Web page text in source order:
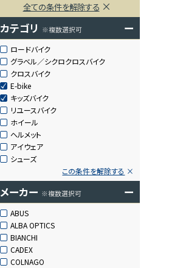
全ての条件を解除する
カテゴリ ※複数選択可 ー
ロードバイク
グラベル／シクロクロスバイク
クロスバイク
E-bike
キッズバイク
リユースバイク
ホイール
ヘルメット
アイウェア
シューズ
この条件を解除する
メーカー ※複数選択可 ー
ABUS
ALBA OPTICS
BIANCHI
CADEX
COLNAGO